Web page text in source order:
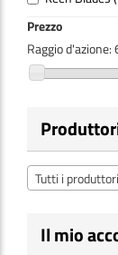
Prezzo
Raggio d'azione:
Tutti i produttori
Il mio